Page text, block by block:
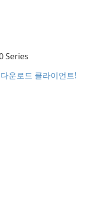
Series
운로드 클라이언트!